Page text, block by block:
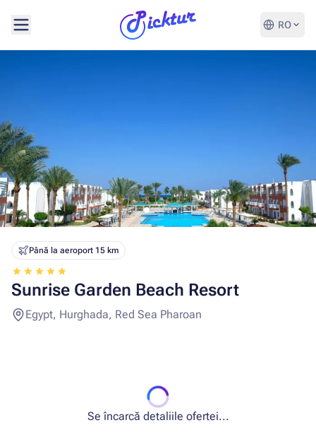
RO
Până la aeroport 15 km
Sunrise Garden Beach Resort
Egypt, Hurghada, Red Sea Pharoan
Se încarcă detaliile ofertei...